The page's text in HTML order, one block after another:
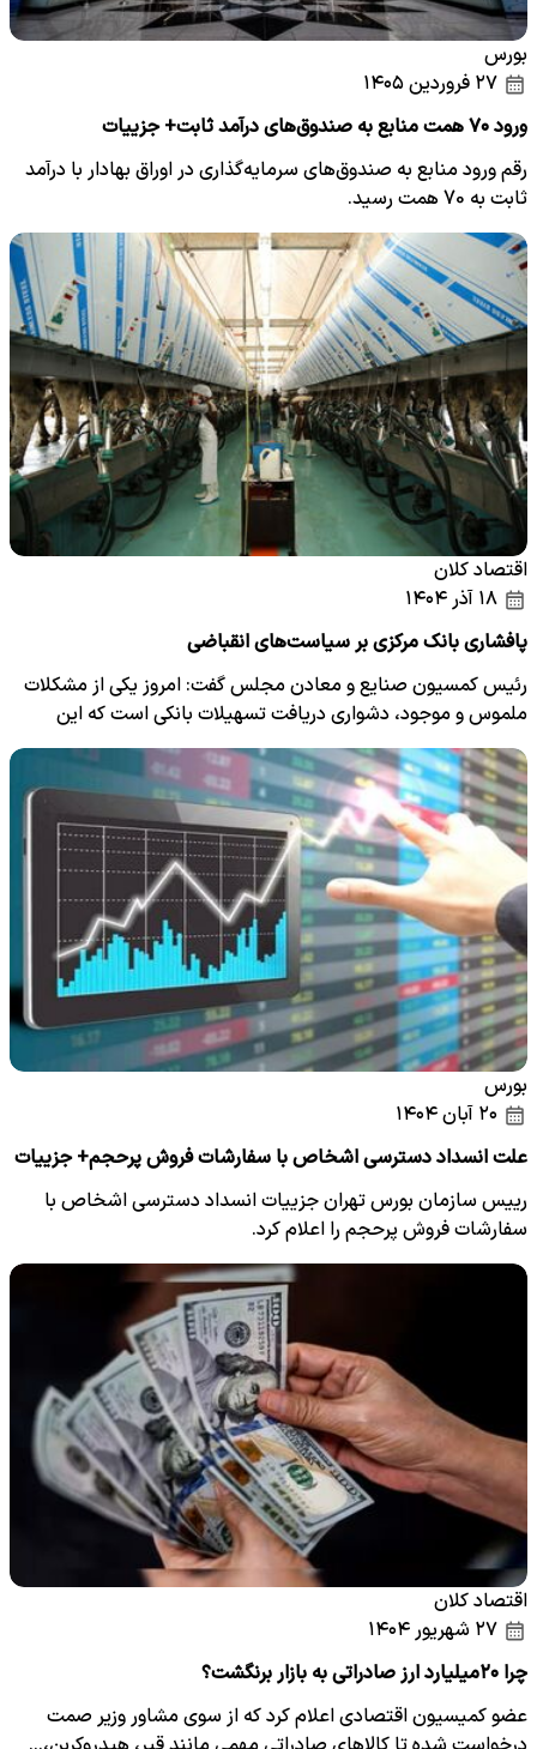
بورس
ورود ۷۰ همت منابع به صندوق‌های درآمد ثابت‌+ جزییات
رقم ورود منابع به صندوق‌های سرمایه‌گذاری در اوراق بهادار با درآمد
ثابت‌ به 70 همت رسید.
اقتصاد کلان
پافشاری بانک مرکزی بر سیاست‌های انقباضی
رئیس کمسیون صنایع و معادن مجلس گفت: امروز یکی از مشکلات
ملموس و موجود، دشواری دریافت تسهیلات بانکی است که این
وضعیت،…
بورس
علت انسداد دسترسی اشخاص با سفارشات فروش پرحجم+ جزییات
رییس سازمان بورس تهران جزییات انسداد دسترسی اشخاص با
سفارشات فروش پرحجم را اعلام کرد.
اقتصاد کلان
چرا ۲۰میلیارد ارز صادراتی به بازار برنگشت؟
عضو کمیسیون اقتصادی اعلام کرد که از سوی مشاور وزیر صمت